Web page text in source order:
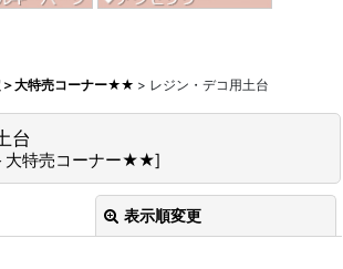
大特売コーナー★★ > レジン・デコ用土台
台
特売コーナー★★]
表示順変更